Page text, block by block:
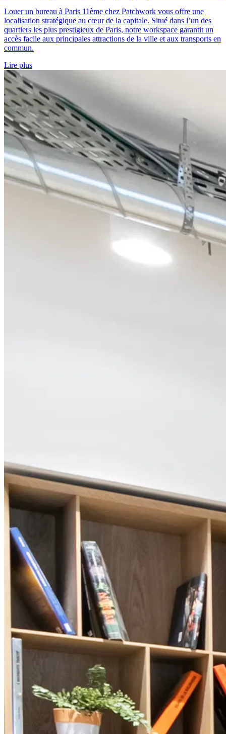
Louer un bureau à Paris 11ème chez Patchwork vous offre une
localisation stratégique au cœur de la capitale. Situé dans l’un des
quartiers les plus prestigieux de Paris, notre workspace garantit un
accès facile aux principales attractions de la ville et aux transports en
commun.
Lire plus